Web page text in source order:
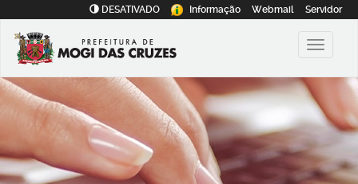
DESATIVADO Informação Webmail Servidor